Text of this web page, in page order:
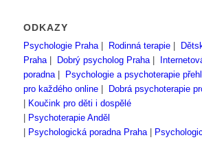
ODKAZY
Psychologie Praha| Rodinná terapie|
Praha| Dobrý psycholog Praha|
poradna| Psychologie a psychoterapie
pro každého online|
Dobrá psychoterapie
Koučink pro děti i dospělé
Psychoterapie Anděl
Psychologická poradna Praha|